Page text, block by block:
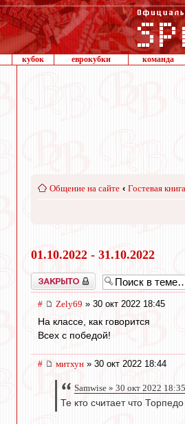
кубок еврокубки команда
Общение на сайте ‹ Гостевая
01.10.2022 - 31.10.2022
Закрыто
# Zely69 » 30 окт 2022 18:45
На классе, как говорится
Всех с победой!
# митхун » 30 окт 2022 18:44
Samwise » 30 окт 2022 18:35
Те кто считает что